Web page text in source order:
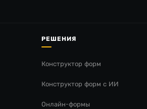
РЕШЕНИЯ
Конструктор форм
Конструктор форм с ИИ
Онлайн-формы